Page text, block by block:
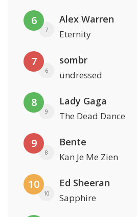
6
7
Alex Warren
Eternity
7
6
sombr
undressed
8
9
Lady Gaga
The Dead Dance
9
8
Bente
Kan Je Me Zien
10
10
Ed Sheeran
Sapphire